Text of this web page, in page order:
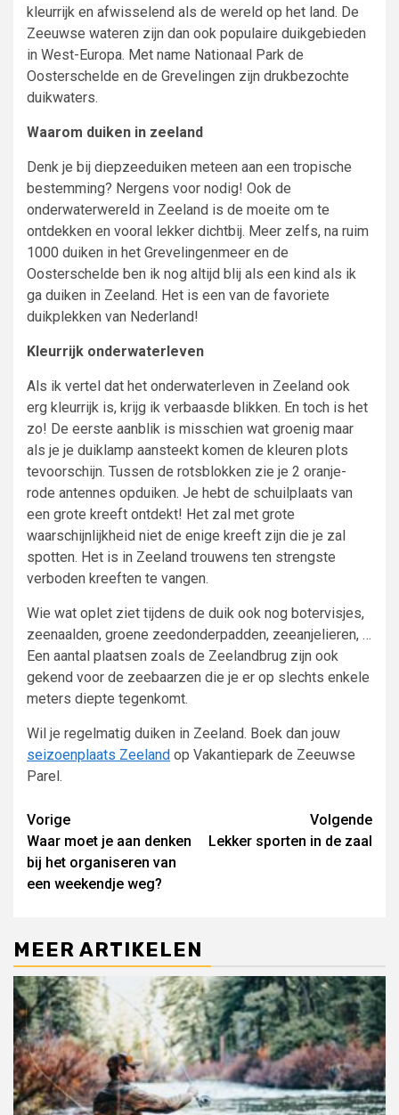
kleurrijk en afwisselend als de wereld op het land. De
Zeeuwse wateren zijn dan ook populaire duikgebieden
in West-Europa. Met name Nationaal Park de
Oosterschelde en de Grevelingen zijn drukbezochte
duikwaters.
Waarom duiken in zeeland
Denk je bij diepzeeduiken meteen aan een tropische
bestemming? Nergens voor nodig! Ook de
onderwaterwereld in Zeeland is de moeite om te
ontdekken en vooral lekker dichtbij. Meer zelfs, na ruim
1000 duiken in het Grevelingenmeer en de
Oosterschelde ben ik nog altijd blij als een kind als ik
ga duiken in Zeeland. Het is een van de favoriete
duikplekken van Nederland!
Kleurrijk onderwaterleven
Als ik vertel dat het onderwaterleven in Zeeland ook
erg kleurrijk is, krijg ik verbaasde blikken. En toch is het
zo! De eerste aanblik is misschien wat groenig maar
als je je duiklamp aansteekt komen de kleuren plots
tevoorschijn. Tussen de rotsblokken zie je 2 oranje-
rode antennes opduiken. Je hebt de schuilplaats van
een grote kreeft ontdekt! Het zal met grote
waarschijnlijkheid niet de enige kreeft zijn die je zal
spotten. Het is in Zeeland trouwens ten strengste
verboden kreeften te vangen.
Wie wat oplet ziet tijdens de duik ook nog botervisjes,
zeenaalden, groene zeedonderpadden, zeeanjelieren, …
Een aantal plaatsen zoals de Zeelandbrug zijn ook
gekend voor de zeebaarzen die je er op slechts enkele
meters diepte tegenkomt.
Wil je regelmatig duiken in Zeeland. Boek dan jouw
seizoenplaats Zeeland op Vakantiepark de Zeeuwse
Parel.
Lees
verder
Vorige
Waar moet je aan denken
bij het organiseren van
een weekendje weg?
Volgende
Lekker sporten in de zaal
MEER ARTIKELEN